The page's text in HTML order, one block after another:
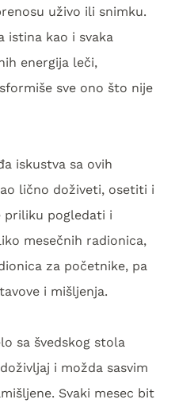
uživo ili snimku.
istina kao i svaka
energija leči,
sve ono što nije
iskustva sa ovih
lično doživeti, osetiti i
priliku pogledati i
mesečnih radionica,
za početnike, pa
i mišljenja.
sa švedskog stola
i možda sasvim
Svaki mesec bit